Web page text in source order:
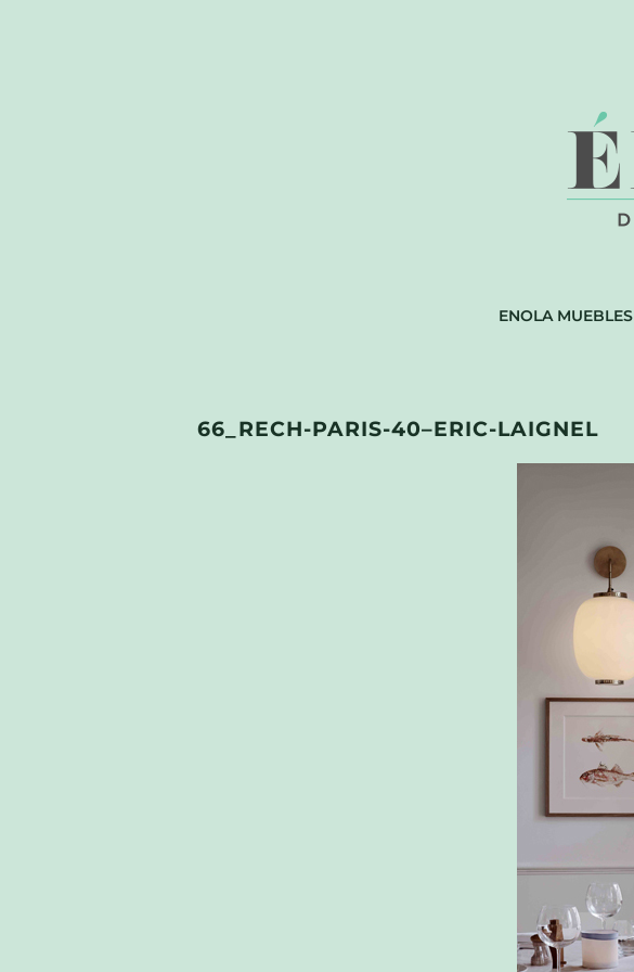
ENOLA MUEBLES
66_RECH-PARIS-40–ERIC-LAIGNEL